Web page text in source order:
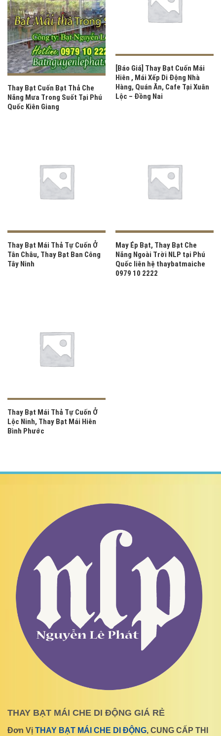
Thay Bạt Cuốn Bạt Thả Che
Nắng Mưa Trong Suốt Tại Phú
Quốc Kiên Giang
[Báo Giá] Thay Bạt Cuốn Mái
Hiên , Mái Xếp Di Động Nhà
Hàng, Quán Ăn, Cafe Tại Xuân
Lộc – Đồng Nai
Thay Bạt Mái Thả Tự Cuốn Ở
Tân Châu, Thay Bạt Ban Công
Tây Ninh
May Ép Bạt, Thay Bạt Che
Nắng Ngoài Trời NLP tại Phú
Quốc liên hệ thaybatmaiche
0979 10 2222
Thay Bạt Mái Thả Tự Cuốn Ở
Lộc Ninh, Thay Bạt Mái Hiên
Bình Phước
THAY BẠT MÁI CHE DI ĐỘNG GIÁ RẺ
Đơn Vị THAY BẠT MÁI CHE DI ĐỘNG, CUNG CẤP THI